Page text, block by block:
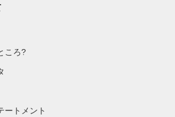
ころ?
ートメント